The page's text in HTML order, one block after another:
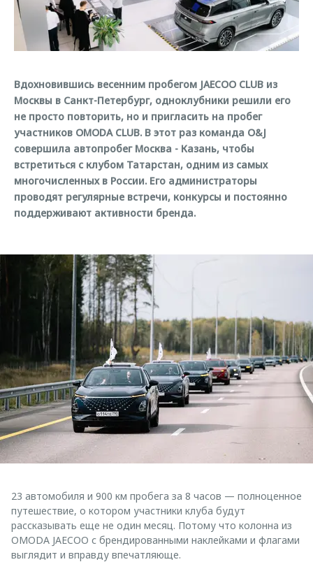
Страхование
Кредитный калькулятор
Одежда и сувениры
Оригинальные аксессуары
Запчасти
Трейд-ин
Калькулятор трейд-ин
Клиентская поддержка
O&J Автоклуб
Приложение O&J
Аксессуары
Одежда и сувениры
Оригинальные аксессуары
Запчасти
Обратная связь
Вдохновившись весенним пробегом JAECOO CLUB из
Москвы в Санкт-Петербург, одноклубники решили его
не просто повторить, но и пригласить на пробег
участников OMODA CLUB. В этот раз команда O&J
совершила автопробег Москва - Казань, чтобы
встретиться с клубом Татарстан, одним из самых
многочисленных в России. Его администраторы
проводят регулярные встречи, конкурсы и постоянно
поддерживают активности бренда.
23 автомобиля и 900 км пробега за 8 часов — полноценное
путешествие, о котором участники клуба будут
рассказывать еще не один месяц. Потому что колонна из
OMODA JAECOO с брендированными наклейками и флагами
выглядит и вправду впечатляюще.